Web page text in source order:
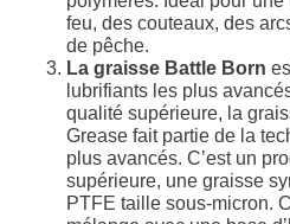
feu, des couteaux, des
de pêche.
La graisse Battle Born
lubrifiants les plus
qualité supérieure, la
Grease fait partie de la
plus avancés. C’est un
supérieure, une graisse
PTFE taille sous-micron.